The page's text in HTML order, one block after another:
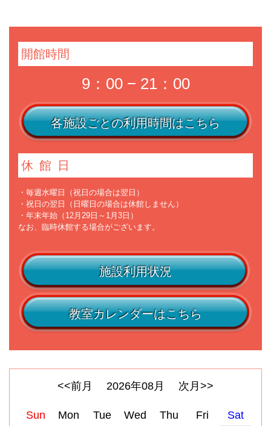
開館時間
9：00 − 21：00
各施設ごとの利用時間はこちら
休館日
・毎週水曜日（祝日の場合は翌日）
・祝日の翌日（日曜日の場合は休館しません）
・年末年始（12月29日～1月3日）
なお、臨時休館する場合がございます。
施設利用状況
教室カレンダーはこちら
<<前月 2026年08月 次月>>
Sun Mon Tue Wed Thu Fri
Sat